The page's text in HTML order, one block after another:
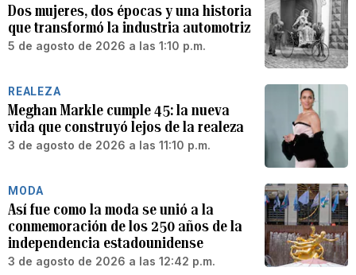
Dos mujeres, dos épocas y una historia
que transformó la industria automotriz
5 de agosto de 2026 a las 1:10 p.m.
REALEZA
Meghan Markle cumple 45: la nueva
vida que construyó lejos de la realeza
3 de agosto de 2026 a las 11:10 p.m.
MODA
Así fue como la moda se unió a la
conmemoración de los 250 años de la
independencia estadounidense
3 de agosto de 2026 a las 12:42 p.m.